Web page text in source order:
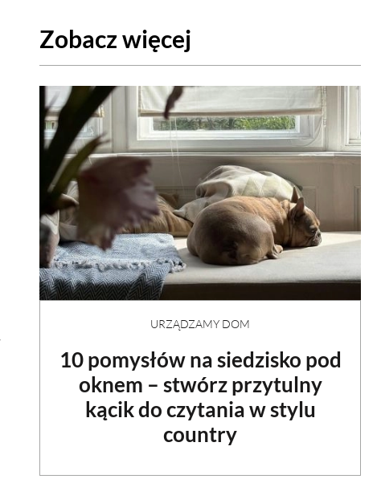
Zobacz więcej
URZĄDZAMY DOM
10 pomysłów na siedzisko pod
oknem – stwórz przytulny
kącik do czytania w stylu
country